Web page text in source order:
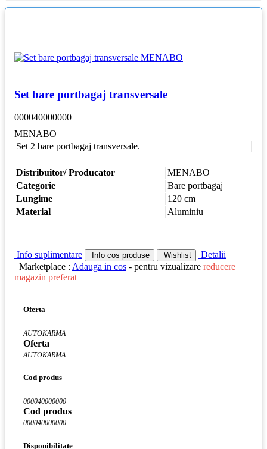
Set bare portbagaj transversale
000040000000
MENABO
Set 2 bare portbagaj transversale.
Distribuitor/ Producator
MENABO
Categorie
Bare portbagaj
Lungime
120 cm
Material
Aluminiu
Info suplimentare Info cos produse Wishlist
Detalii
Marketplace : Adauga in cos - pentru vizualizare reducere
magazin preferat
Oferta
AUTOKARMA
Oferta
AUTOKARMA
Cod produs
000040000000
Cod produs
000040000000
Disponibilitate